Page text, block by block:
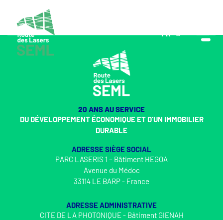
FR
EN
20 ANS AU SERVICE
DU DÉVELOPPEMENT ÉCONOMIQUE ET D’UN IMMOBILIER
DURABLE
ADRESSE SIÈGE SOCIAL
PARC LASERIS 1 – Bâtiment HEGOA
Avenue du Médoc
33114 LE BARP - France
ADRESSE ADMINISTRATIVE
CITE DE LA PHOTONIQUE - Bâtiment GIENAH